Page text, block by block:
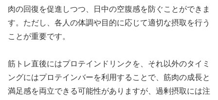
肉の回復を促進しつつ、日中の空腹感を防ぐことができま
す。ただし、各人の体調や目的に応じて適切な摂取を行う
ことが重要です。
筋トレ直後にはプロテインドリンクを、それ以外のタイミ
ングにはプロテインバーを利用することで、筋肉の成長と
満足感を両立できる可能性がありますが、過剰摂取には注